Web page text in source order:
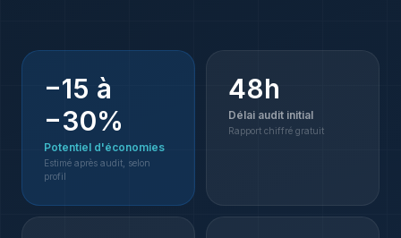
−15 à
−30%
Potentiel d'économies
Estimé après audit, selon
profil
48h
Délai audit initial
Rapport chiffré gratuit